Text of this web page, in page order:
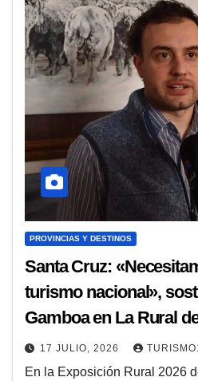
PROVINCIAS Y DESTINOS
Santa Cruz:
turismo nacional»,
Gamboa en La Rural
17 JULIO, 2026
En la Exposición Rural 2026